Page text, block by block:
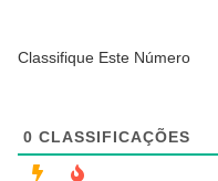
Classifique Este Número
0 CLASSIFICAÇÕES